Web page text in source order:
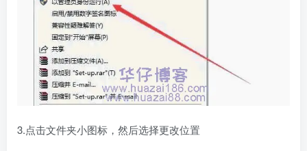
3.点击文件夹小图标，然后选择更改位置